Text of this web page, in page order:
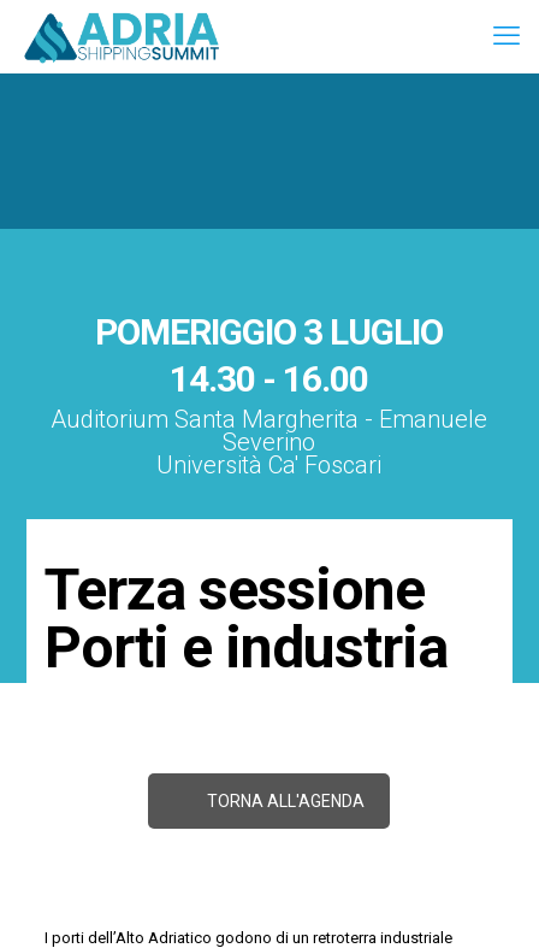
POMERIGGIO 3 LUGLIO
14.30 - 16.00
Auditorium Santa Margherita - Emanuele
Severino
Università Ca' Foscari
Terza sessione
Porti e industria
TORNA ALL'AGENDA
I porti dell’Alto Adriatico godono di un retroterra industriale